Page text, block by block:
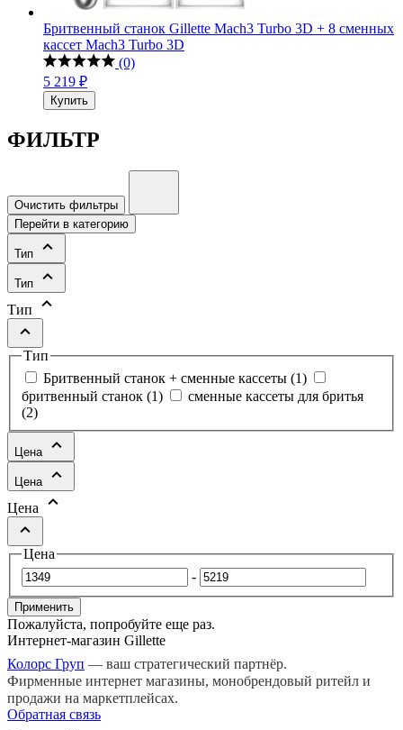
Бритвенный станок Gillette Mach3 Turbo 3D + 8 сменных
кассет Mach3 Turbo 3D
(0)
5 219 ₽
Купить
ФИЛЬТР
Очистить фильтры
Перейти в категорию
Тип
Тип
Тип
Тип
Бритвенный станок + сменные кассеты (1)
бритвенный станок (1)
сменные кассеты для бритья
(2)
Цена
Цена
Цена
Цена
-
Применить
Пожалуйста, попробуйте еще раз.
Интернет-магазин Gillette
Колорс Груп — ваш стратегический партнёр.
Фирменные интернет магазины, монобрендовый ритейл и
продажи на маркетплейсах.
Обратная связь